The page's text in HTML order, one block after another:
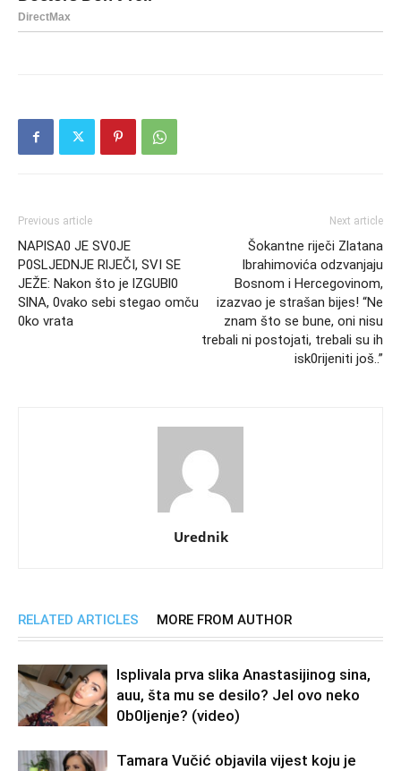
Previous article
NAPlSA0 JE SV0JE
P0SLJEDNJE RlJEČI, SVI SE
JEŽE: Nakon što je lZGUBl0
SlNA, 0vako sebi stegao omču
0ko vrata
Next article
Šokantne riječi Zlatana
Ibrahimovića odzvanjaju
Bosnom i Hercegovinom,
izazvao je strašan bijes! “Ne
znam što se bune, oni nisu
trebali ni postojati, trebali su ih
isk0rijeniti još..”
Urednik
RELATED ARTICLES MORE FROM AUTHOR
Isplivala prva slika Anastasijinog sina,
auu, šta mu se desilo? Jel ovo neko
0b0Ijenje? (video)
Tamara Vučić objavila vijest koju je